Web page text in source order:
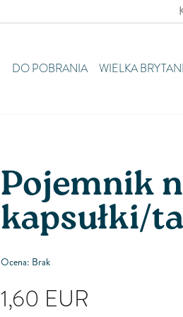
DO POBRANIA WIELKA BRYTANIA
Pojemnik
kapsułki/
Ocena: Brak
1,60 EUR